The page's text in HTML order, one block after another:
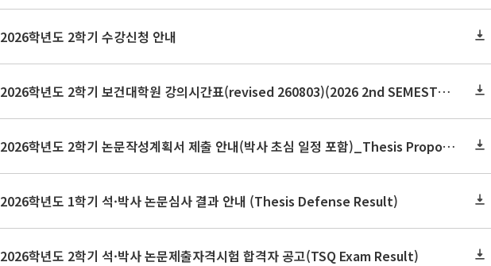
2026학년도 2학기 수강신청 안내
2026학년도 2학기 보건대학원 강의시간표(revised 260803)(2026 2nd SEMESTER SNU GSPH TIMETABLE)
2026학년도 2학기 논문작성계획서 제출 안내(박사 초심 일정 포함)_Thesis Proposal
2026학년도 1학기 석·박사 논문심사 결과 안내 (Thesis Defense Result)
2026학년도 2학기 석·박사 논문제출자격시험 합격자 공고(TSQ Exam Result)